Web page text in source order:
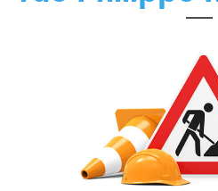
Municipal Agents and
Education Department
Governance Department
Industrial services
Neighbourhood Mediation